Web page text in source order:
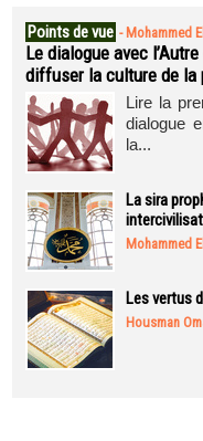
Points de vue - Mohammed
Le dialogue avec
diffuser la culture de la
Lire la
dialogue
la...
La sira
Mohammed
Les vertus
Housman